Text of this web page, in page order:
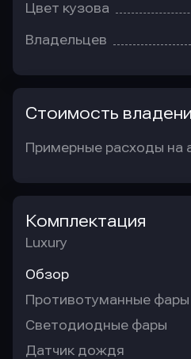
Цвет кузова
Владельцев
Стоимость
Примерные расходы на
Комплектация
Luxury
Обзор
Противотуманные фары
Светодиодные фары
Датчик дождя